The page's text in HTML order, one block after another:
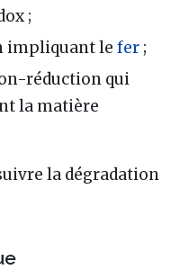
;
impliquant lefer ;
réduction qui
la matière
la dégradation